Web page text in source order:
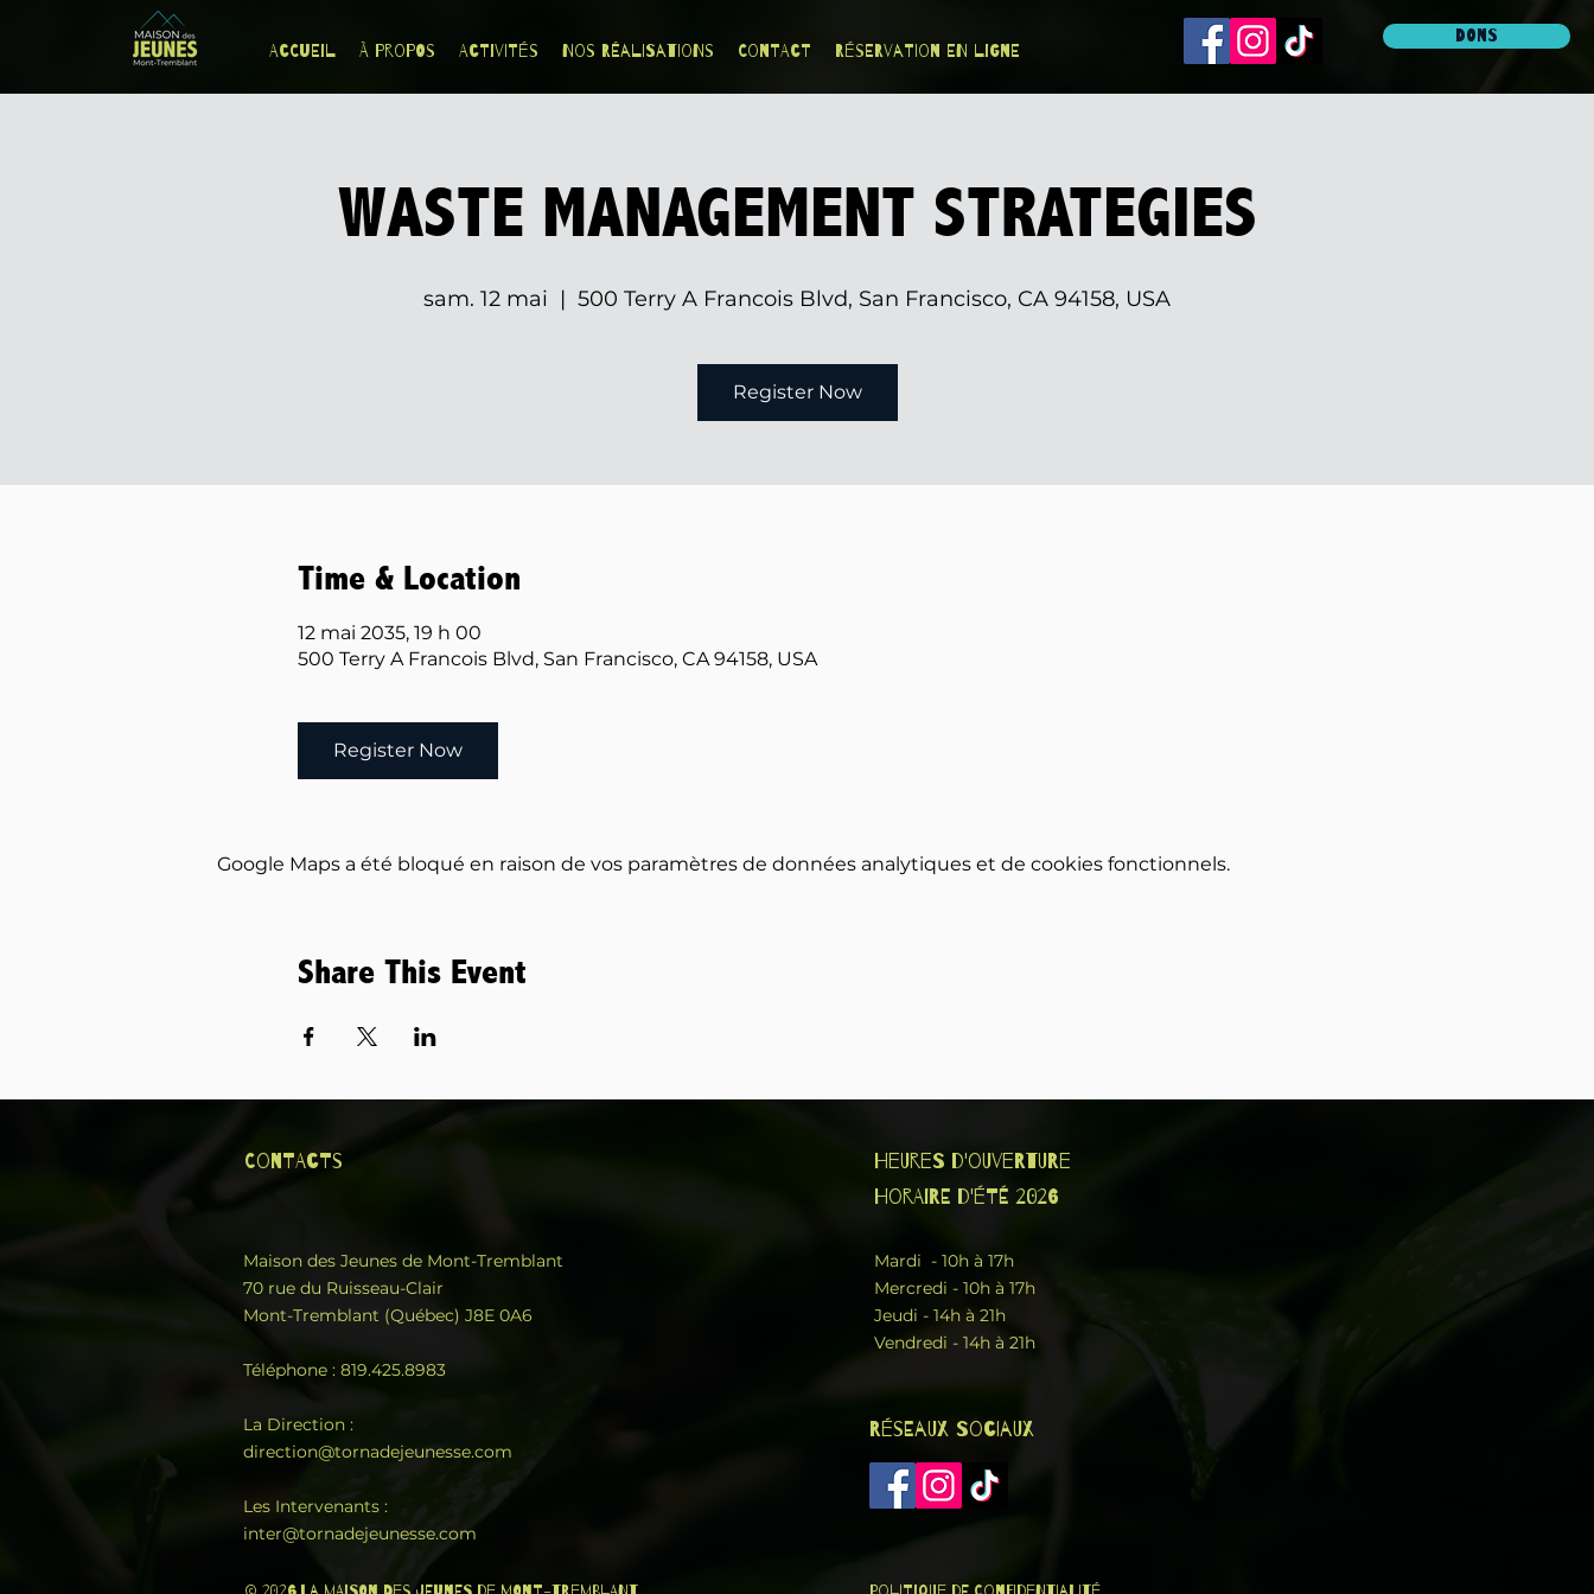
DONS
Accueil À Propos Activités Nos Réalisations Contact Réservation en ligne
WASTE MANAGEMENT STRATEGIES
sam. 12 mai
  |
500 Terry A Francois Blvd, San Francisco, CA 94158, USA
Register Now
Time & Location
12 mai 2035, 19 h 00
500 Terry A Francois Blvd, San Francisco, CA 94158, USA
Register Now
Google Maps a été bloqué en raison de vos paramètres de données analytiques et de cookies fonctionnels.
Share This Event
Contacts
Maison des Jeunes de Mont-Tremblant
70 rue du Ruisseau-Clair
Mont-Tremblant (Québec) J8E 0A6
Téléphone : 819.425.8983
La Direction :
direction@tornadejeunesse.com
Les Intervenants :
inter@tornadejeunesse.com
Heures d'ouverture
Horaire d'été 2026
Mardi - 10h à 17h
Mercredi - 10h à 17h
Jeudi - 14h à 21h
Vendredi - 14h à 21h
Réseaux sociaux